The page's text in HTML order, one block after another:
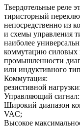
Твердотельные реле
тиристорный
непосредственно из
и схемы управления
наиболее
коммутацию силовых
промышленности
или индуктивного
Коммутация:
резистивной
Управляющий
Широкий диапазон
VAC;
Высокое